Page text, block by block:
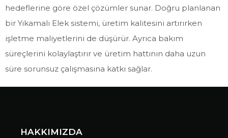
hedeflerine göre özel çözümler sunar. Doğru planlanan
bir Yıkamalı Elek sistemi, üretim kalitesini artırırken
işletme maliyetlerini de düşürür. Ayrıca bakım
süreçlerini kolaylaştırır ve üretim hattının daha uzun
süre sorunsuz çalışmasına katkı sağlar.
HAKKIMIZDA